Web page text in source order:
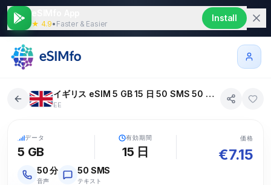
★ 4.9• Faster & Easier
Install
イギリス eSIM 5 GB 15 日 50 SMS 50 通話
EE
データ
5 GB
有効期間
15 日
価格
€7.15
50 分
音声
50 SMS
テキスト